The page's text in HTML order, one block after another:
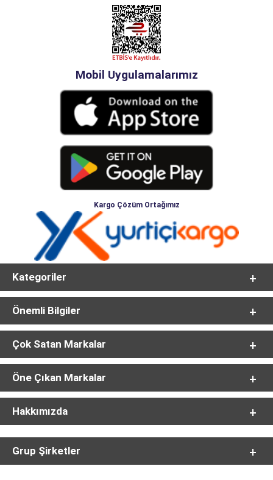
Mobil Uygulamalarımız
Kargo Çözüm Ortağımız
Kategoriler
Önemli Bilgiler
Çok Satan Markalar
Öne Çıkan Markalar
Hakkımızda
Grup Şirketler